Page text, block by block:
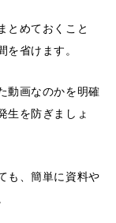
とめておくこと
省けます。
動画なのかを明確
生を防ぎましょ
も、簡単に資料や